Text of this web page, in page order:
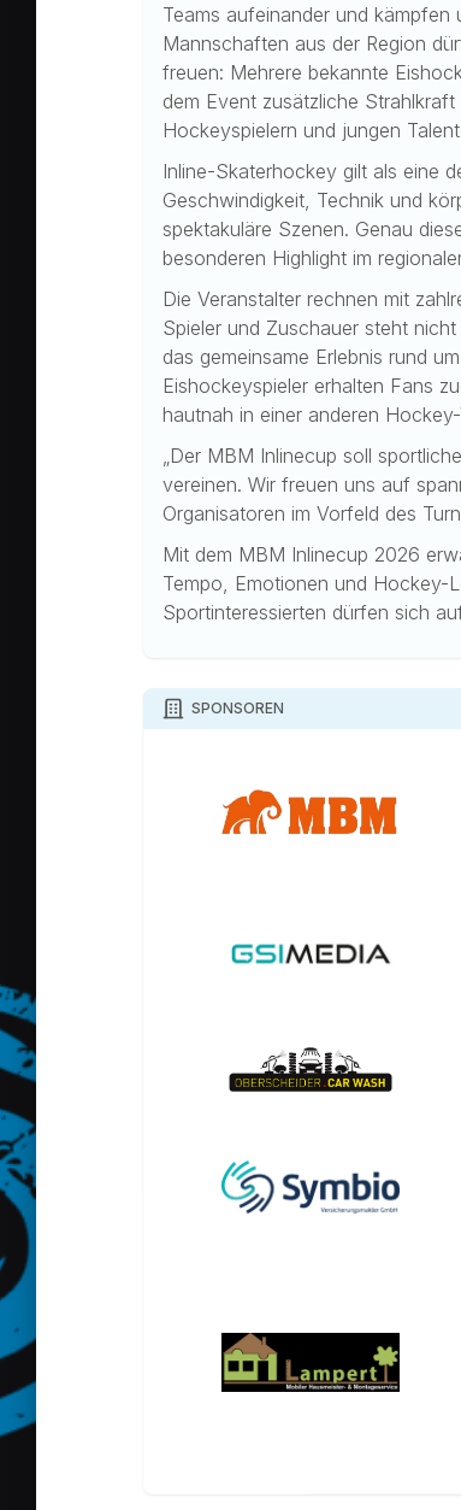
Teams aufeinander und kämpfen
Mannschaften aus der Region
freuen: Mehrere bekannte
dem Event zusätzliche
Hockeyspielern und jungen
Inline-Skaterhockey gilt als eine
Geschwindigkeit, Technik und
spektakuläre Szenen. Genau
besonderen Highlight im
Die Veranstalter rechnen mit
Spieler und Zuschauer steht
das gemeinsame Erlebnis rund
Eishockeyspieler erhalten Fans
hautnah in einer anderen
„Der MBM Inlinecup soll
vereinen. Wir freuen uns auf
Organisatoren im Vorfeld des
Mit dem MBM Inlinecup 2026
Tempo, Emotionen und Hockey-
Sportinteressierten dürfen sich
SPONSOREN